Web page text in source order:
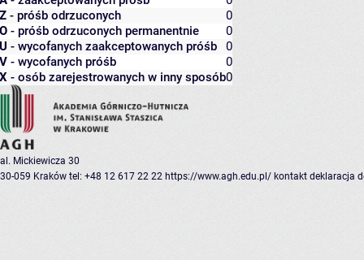
Z - próśb odrzuconych
0
O - próśb odrzuconych permanentnie
0
U - wycofanych zaakceptowanych próśb
0
V - wycofanych próśb
0
X - osób zarejestrowanych w inny sposób0
al. Mickiewicza 30
30-059 Kraków tel: +48 12 617 22 22 https://www.agh.edu.pl/ kontakt deklaracja